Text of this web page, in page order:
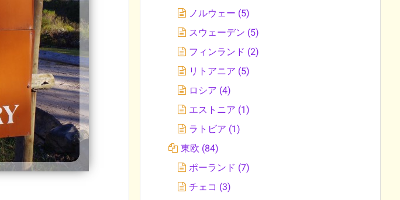
ノルウェー (5)
スウェーデン (5)
フィンランド (2)
リトアニア (5)
ロシア (4)
エストニア (1)
ラトビア (1)
東欧 (84)
ポーランド (7)
チェコ (3)